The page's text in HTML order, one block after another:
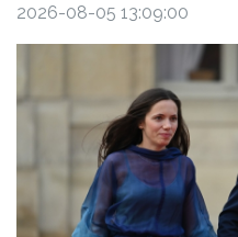
2026-08-05 13:09:00